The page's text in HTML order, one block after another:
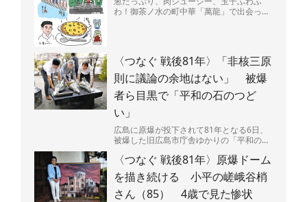
わ！御茶ノ水の町中華「萬龍」で出会っ
〈つなぐ 戦後81年〉「非核三原
則に議論の余地はない」 被爆
者ら目黒で「平和の石のつど
い」
広島に原爆が投下されて81年となる6日、
被爆した旧広島市庁舎ゆかりの「平和の
ぜんとなかよし公園（...
〈つなぐ 戦後81年〉原爆ドーム
を描き続ける 小平の嵯峨谷梢
さん（85） 4歳で見た惨状